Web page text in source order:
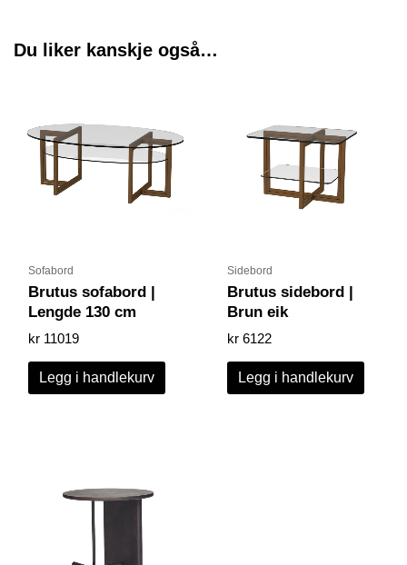
Du liker kanskje også…
Sofabord
Brutus sofabord |
Lengde 130 cm
kr 11019
Legg i handlekurv
Sidebord
Brutus sidebord |
Brun eik
kr 6122
Legg i handlekurv